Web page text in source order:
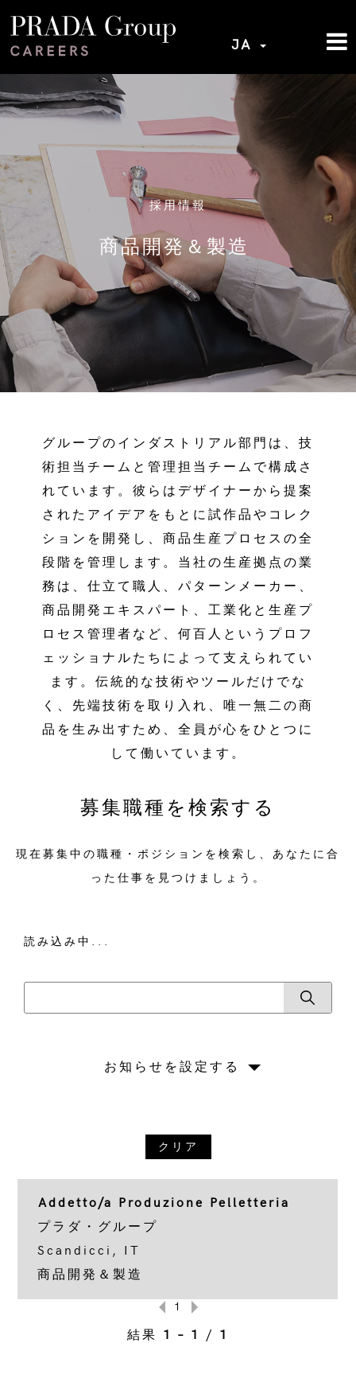
JA
採用情報
商品開発＆製造
グループのインダストリアル部門は、技
術担当チームと管理担当チームで構成さ
れています。彼らはデザイナーから提案
されたアイデアをもとに試作品やコレク
ションを開発し、商品生産プロセスの全
段階を管理します。当社の生産拠点の業
務は、仕立て職人、パターンメーカー、
商品開発エキスパート、工業化と生産プ
ロセス管理者など、何百人というプロフ
ェッショナルたちによって支えられてい
ます。伝統的な技術やツールだけでな
く、先端技術を取り入れ、唯一無二の商
品を生み出すため、全員が心をひとつに
して働いています。
募集職種を検索する
現在募集中の職種・ポジションを検索し、あなたに合
った仕事を見つけましょう。
読み込み中...
お知らせを設定する
クリア
Addetto/a Produzione Pelletteria
プラダ・グループ
Scandicci, IT
商品開発＆製造
1
結果 1 – 1 / 1